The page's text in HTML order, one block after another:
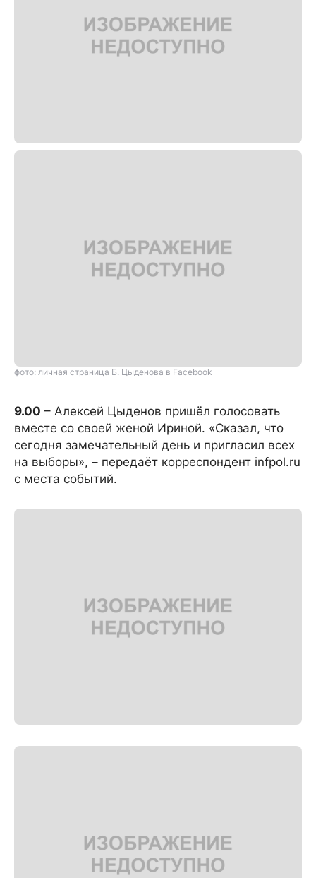
фото: личная страница Б. Цыденова в Facebook
9.00 – Алексей Цыденов пришёл голосовать
вместе со своей женой Ириной. «Сказал, что
сегодня замечательный день и пригласил всех
на выборы», – передаёт корреспондент infpol.ru
с места событий.